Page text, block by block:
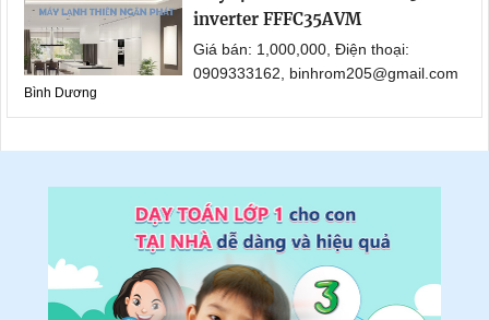
inverter FFFC35AVM
Giá bán: 1,000,000, Điện thoại:
0909333162, binhrom205@gmail.com
Bình Dương